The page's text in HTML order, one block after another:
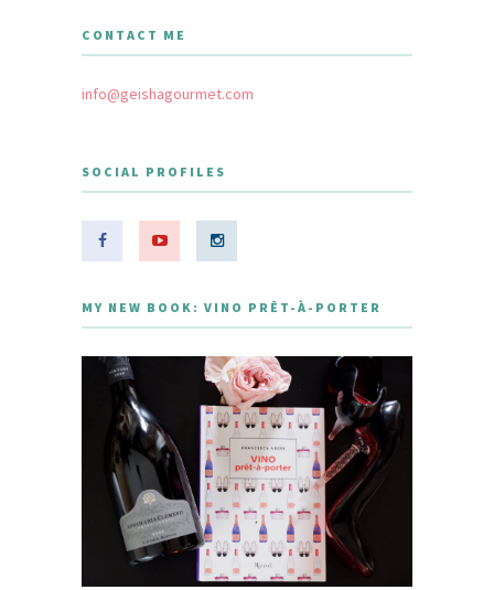
CONTACT ME
info@geishagourmet.com
SOCIAL PROFILES
MY NEW BOOK: VINO PRÊT-À-PORTER